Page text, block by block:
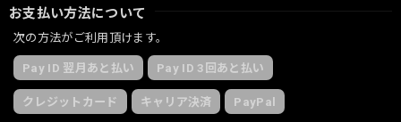
お支払い方法について
次の方法がご利用頂けます。
Pay ID 翌月あと払い Pay ID 3回あと払い
クレジットカード キャリア決済 PayPal